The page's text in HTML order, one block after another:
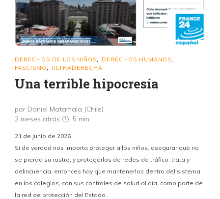
DERECHOS DE LOS NIÑOS DERECHOS HUMANOS
FASCISMO ULTRADERECHA
Una terrible hipocresía
por Daniel Matamala (Chile)
2 meses atrás
5 min
21 de junio de 2026
Si de verdad nos importa proteger a los niños, asegurar que no
se pierda su rastro, y protegerlos de redes de tráfico, trata y
delincuencia, entonces hay que mantenerlos dentro del sistema:
en los colegios, con sus controles de salud al día, como parte de
la red de protección del Estado.